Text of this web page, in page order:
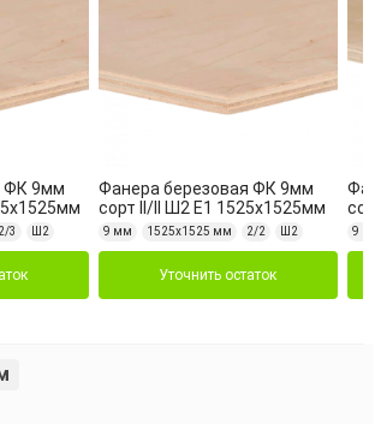
ФК 9мм
2/3 Ш2
Фанера березовая ФК 9мм
сорт II/II Ш2 Е1 1525х1525мм
9 мм 1525х1525 мм 2/2 Ш2
Уточнить остаток
9